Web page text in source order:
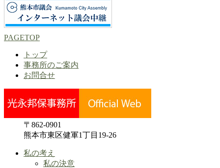
PAGETOP
トップ
事務所のご案内
お問合せ
〒862-0901
熊本市東区健軍1丁目19-26
私の考え
私の決意